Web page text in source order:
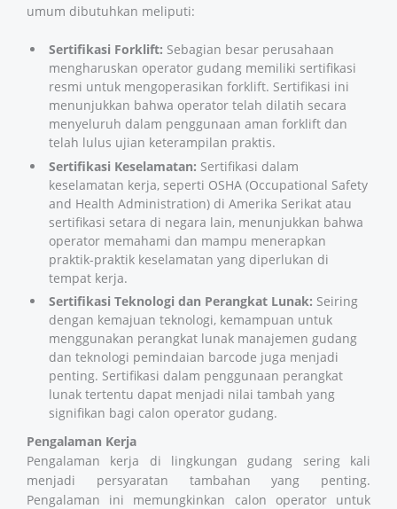
umum dibutuhkan meliputi:
Sertifikasi Forklift: Sebagian besar perusahaan
mengharuskan operator gudang memiliki sertifikasi
resmi untuk mengoperasikan forklift. Sertifikasi ini
menunjukkan bahwa operator telah dilatih secara
menyeluruh dalam penggunaan aman forklift dan
telah lulus ujian keterampilan praktis.
Sertifikasi Keselamatan: Sertifikasi dalam
keselamatan kerja, seperti OSHA (Occupational Safety
and Health Administration) di Amerika Serikat atau
sertifikasi setara di negara lain, menunjukkan bahwa
operator memahami dan mampu menerapkan
praktik-praktik keselamatan yang diperlukan di
tempat kerja.
Sertifikasi Teknologi dan Perangkat Lunak: Seiring
dengan kemajuan teknologi, kemampuan untuk
menggunakan perangkat lunak manajemen gudang
dan teknologi pemindaian barcode juga menjadi
penting. Sertifikasi dalam penggunaan perangkat
lunak tertentu dapat menjadi nilai tambah yang
signifikan bagi calon operator gudang.
Pengalaman Kerja
Pengalaman kerja di lingkungan gudang sering kali
menjadi persyaratan tambahan yang penting.
Pengalaman ini memungkinkan calon operator untuk